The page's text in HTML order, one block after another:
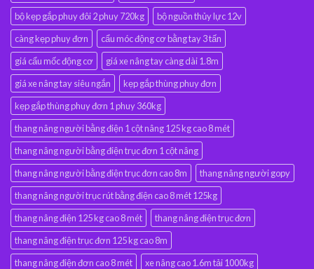
bộ kẹp gắp phuy đôi 2 phuy 720kg
bộ nguồn thủy lực 12v
càng kẹp phuy đơn
cẩu móc động cơ bằng tay 3 tấn
giá cẩu mốc động cơ
giá xe nâng tay càng dài 1.8m
giá xe nâng tay siêu ngắn
kẹp gắp thùng phuy đơn
kẹp gắp thùng phuy đơn 1 phuy 360kg
thang nâng người bằng điện 1 cột nâng 125 kg cao 8 mét
thang nâng người bằng điện trục đơn 1 cột nâng
thang nâng người bằng điện trục đơn cao 8m
thang nâng người gopy
thang nâng người trục rút bằng điện cao 8 mét 125kg
thang nâng điện 125 kg cao 8 mét
thang nâng điện trục đơn
thang nâng điện trục đơn 125 kg cao 8m
thang nâng điện đơn cao 8 mét
xe nâng cao 1.6m tải 1000kg